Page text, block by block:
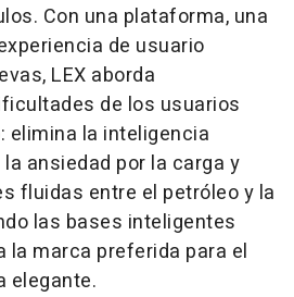
Con una plataforma, una
de usuario
LEX aborda
de los usuarios
elimina la inteligencia
ansiedad por la carga y
fluidas entre el petróleo y la
las bases inteligentes
la marca preferida para el
elegante.